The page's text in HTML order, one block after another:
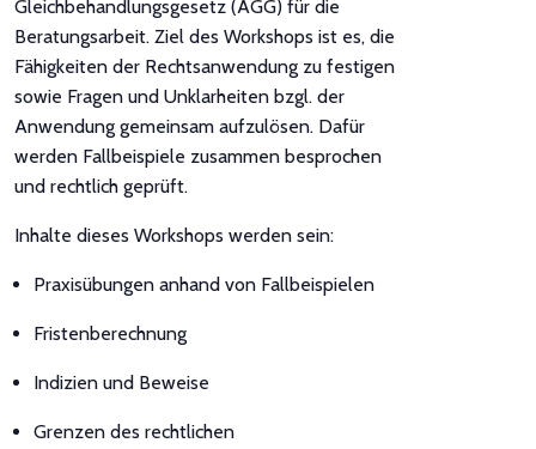
Gleichbehandlungsgesetz (AGG) für die
Beratungsarbeit. Ziel des Workshops ist es, die
Fähigkeiten der Rechtsanwendung zu festigen
sowie Fragen und Unklarheiten bzgl. der
Anwendung gemeinsam aufzulösen. Dafür
werden Fallbeispiele zusammen besprochen
und rechtlich geprüft.
Inhalte dieses Workshops werden sein:
Praxisübungen anhand von Fallbeispielen
Fristenberechnung
Indizien und Beweise
Grenzen des rechtlichen